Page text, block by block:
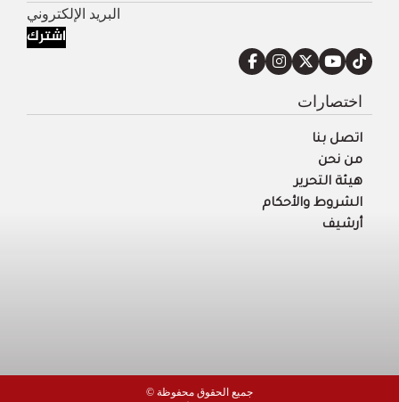
اشترك
اختصارات
اتصل بنا
من نحن
هيئة التحرير
الشروط والأحكام
أرشيف
© جميع الحقوق محفوظة